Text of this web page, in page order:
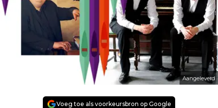
Aangeleverd
Voeg toe als voorkeursbron op Google